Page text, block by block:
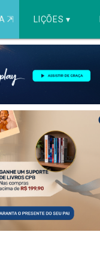
⇱ LIÇÕES ▾